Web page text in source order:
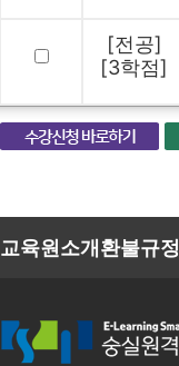
[전공]
[3학점]
교육원소개환불규정